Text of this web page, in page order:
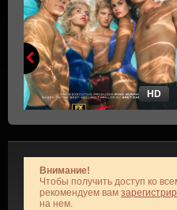
HD
Внимание!
Чтобы получить доступ ко
рекомендуем вам
на нем.